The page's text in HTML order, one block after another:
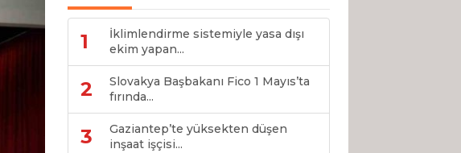
1
İklimlendirme sistemiyle yasa dışı
ekim yapan...
2
Slovakya Başbakanı Fico 1 Mayıs’ta
fırında...
3
Gaziantep’te yüksekten düşen
inşaat işçisi...